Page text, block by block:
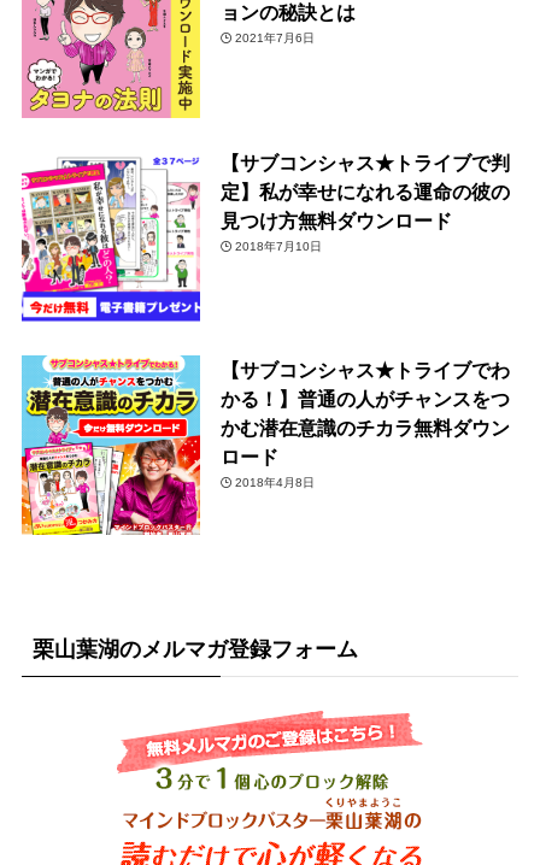
ョンの秘訣とは
2021年7月6日
【サブコンシャス★トライブで判
定】私が幸せになれる運命の彼の
見つけ方無料ダウンロード
2018年7月10日
【サブコンシャス★トライブでわ
かる！】普通の人がチャンスをつ
かむ潜在意識のチカラ無料ダウン
ロード
2018年4月8日
栗山葉湖のメルマガ登録フォーム